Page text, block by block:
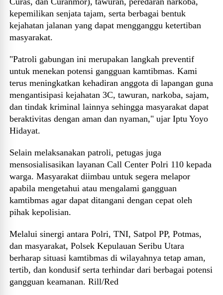
kepemilikan senjata tajam, serta berbagai bentuk
kejahatan jalanan yang dapat mengganggu ketertiban
masyarakat.
"Patroli gabungan ini merupakan langkah preventif
untuk menekan potensi gangguan kamtibmas. Kami
terus meningkatkan kehadiran anggota di lapangan guna
mengantisipasi kejahatan 3C, tawuran, narkoba, sajam,
dan tindak kriminal lainnya sehingga masyarakat dapat
beraktivitas dengan aman dan nyaman," ujar Iptu Yoyo
Hidayat.
Selain melaksanakan patroli, petugas juga
mensosialisasikan layanan Call Center Polri 110 kepada
warga. Masyarakat diimbau untuk segera melapor
apabila mengetahui atau mengalami gangguan
kamtibmas agar dapat ditangani dengan cepat oleh
pihak kepolisian.
Melalui sinergi antara Polri, TNI, Satpol PP, Potmas,
dan masyarakat, Polsek Kepulauan Seribu Utara
berharap situasi kamtibmas di wilayahnya tetap aman,
tertib, dan kondusif serta terhindar dari berbagai potensi
gangguan keamanan. Rill/Red